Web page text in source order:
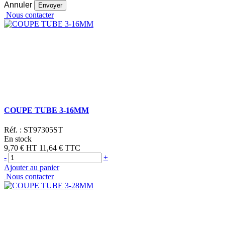
Annuler
Nous contacter
COUPE TUBE 3-16MM
Réf. : ST97305ST
En stock
9,70 € HT 11,64 € TTC
-
+
Ajouter au panier
Nous contacter